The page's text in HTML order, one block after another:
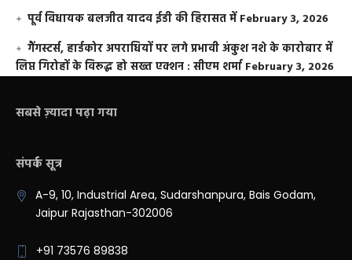
पूर्व विधायक बलजीत यादव ईडी की हिरासत में February 3, 2026
गैंगस्टर्स, हार्डकोर अपराधियों पर लगे प्रभावी अंकुश नशे के कारोबार में
लिप्त गिरोहों के विरूद्ध हो सख्त एक्शन : सीएम शर्मा February 3, 2026
सबसे ज़्यादा पढ़ा गया
संपर्क सूत्र
A-9, 10, Industrial Area, Sudarshanpura, Bais Godam,
Jaipur Rajasthan-302006
+91 73576 89838